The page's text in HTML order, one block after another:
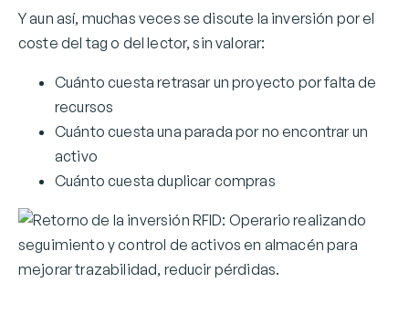
Y aun así, muchas veces se discute la inversión por el
coste del tag o del lector, sin valorar:
Cuánto cuesta retrasar un proyecto por falta de
recursos
Cuánto cuesta una parada por no encontrar un
activo
Cuánto cuesta duplicar compras